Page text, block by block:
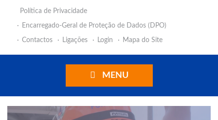
Política de Privacidade
Encarregado-Geral de Proteção de Dados (DPO)
Contactos
Ligações Login Mapa do Site
MENU